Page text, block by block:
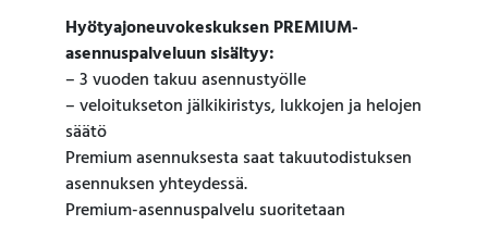
Hyötyajoneuvokeskuksen PREMIUM-
asennuspalveluun sisältyy:
– 3 vuoden takuu asennustyölle
– veloitukseton jälkikiristys, lukkojen ja helojen
säätö
Premium asennuksesta saat takuutodistuksen
asennuksen yhteydessä.
Premium-asennuspalvelu suoritetaan